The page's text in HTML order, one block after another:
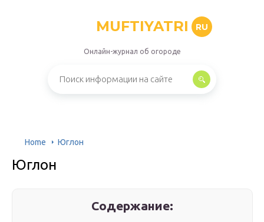
MUFTIYATRI RU
Онлайн-журнал об огороде
Home Юглон
Юглон
Содержание: